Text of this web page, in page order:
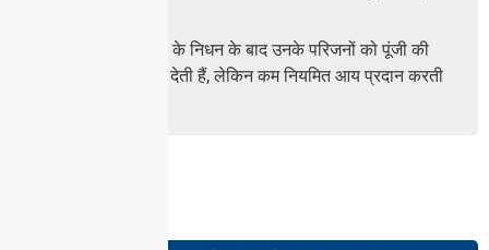
कुछ योजनाएं सदस्यों के निधन के बाद उनके परिजनों को पूंजी की
वापसी का आश्वासन देती हैं, लेकिन कम नियमित आय प्रदान करती